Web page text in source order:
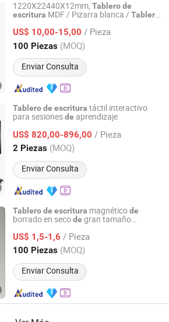
1220X22440X12mm, Tablerode
escritura MDF / Pizarra blanca / Tablero
US$ 10,00-15,00 / Pieza
100 Piezas (MOQ)
Enviar Consulta
Ltd.
Desde 2008
Tablerode escritura táctil interactivo
para sesionesde aprendizaje
US$ 820,00-896,00 / Pieza
2 Piezas (MOQ)
Enviar Consulta
Electronic Co., Ltd.
Desde 2022
Tablerode escritura magnéticode
borrado en secode gran tamaño
capacitación, escuela y enseñanza
US$ 1,5-1,6 / Pieza
100 Piezas (MOQ)
Enviar Consulta
Co., Ltd.
Desde 2025